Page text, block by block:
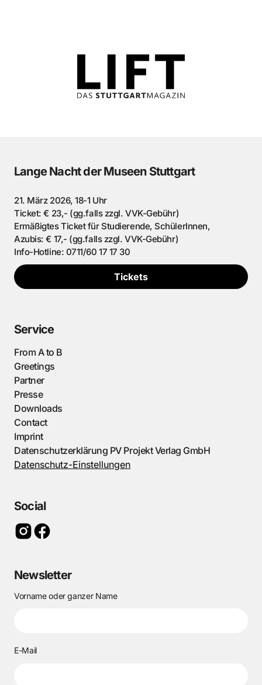
Lange Nacht der Museen Stuttgart
21. März 2026, 18-1 Uhr
Ticket: € 23,- (gg.falls zzgl. VVK-Gebühr)
Ermäßigtes Ticket für Studierende, SchülerInnen,
Azubis: € 17,- (gg.falls zzgl. VVK-Gebühr)
Info-Hotline: 0711/60 17 17 30
Tickets
Service
From A to B
Greetings
Partner
Presse
Downloads
Contact
Imprint
Datenschutzerklärung PV Projekt Verlag GmbH
Datenschutz-Einstellungen
Social
Newsletter
Vorname oder ganzer Name
E-Mail